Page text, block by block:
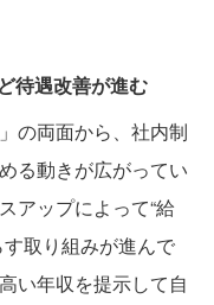
待遇改善が進む
の両面から、社内制
る動きが広がってい
アップによって“給
取り組みが進んで
い年収を提示して自